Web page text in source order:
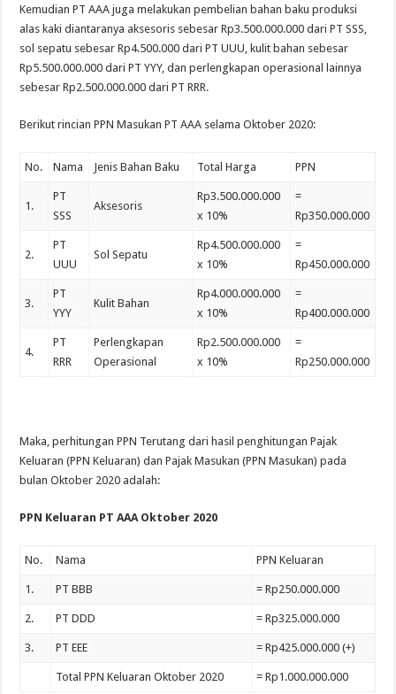
Kemudian PT AAA juga melakukan pembelian bahan baku produksi
alas kaki diantaranya aksesoris sebesar Rp3.500.000.000 dari PT SSS,
sol sepatu sebesar Rp4.500.000 dari PT UUU, kulit bahan sebesar
Rp5.500.000.000 dari PT YYY, dan perlengkapan operasional lainnya
sebesar Rp2.500.000.000 dari PT RRR.
Berikut rincian PPN Masukan PT AAA selama Oktober 2020:
No. Nama Jenis Bahan Baku Total Harga PPN
1.
PT
SSS
Aksesoris
Rp3.500.000.000
x 10%
=
Rp350.000.000
2.
PT
UUU
Sol Sepatu
Rp4.500.000.000
x 10%
=
Rp450.000.000
3.
PT
YYY
Kulit Bahan
Rp4.000.000.000
x 10%
=
Rp400.000.000
4.
PT
RRR
Perlengkapan
Operasional
Rp2.500.000.000
x 10%
=
Rp250.000.000
Maka, perhitungan PPN Terutang dari hasil penghitungan Pajak
Keluaran (PPN Keluaran) dan Pajak Masukan (PPN Masukan) pada
bulan Oktober 2020 adalah:
PPN Keluaran PT AAA Oktober 2020
No. Nama PPN Keluaran
1. PT BBB = Rp250.000.000
2. PT DDD = Rp325.000.000
3. PT EEE = Rp425.000.000 (+)
Total PPN Keluaran Oktober 2020 = Rp1.000.000.000